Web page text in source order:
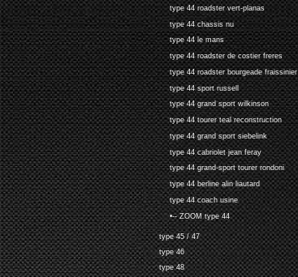
type 44 roadster vert-planas
type 44 chassis nu
type 44 le mans
type 44 roadster de costier freres
type 44 roadster bourgeade fraissinier
type 44 sport russell
type 44 grand sport wilkinson
type 44 tourer teal reconstruction
type 44 grand sport siebelink
type 44 cabriolet jean feray
type 44 grand-sport tourer rondoni
type 44 berline alin liautard
type 44 coach usine
•-- ZOOM type 44
type 45 / 47
type 46
type 48